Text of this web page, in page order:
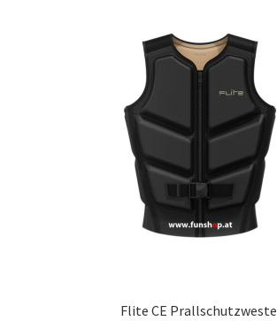
Flite CE Prallschutzweste